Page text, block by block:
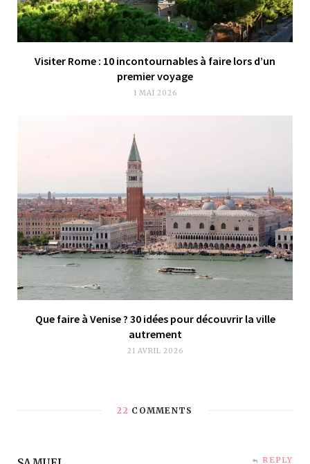
Visiter Rome : 10 incontournables à faire lors d’un
premier voyage
1 MAI 2026
Que faire à Venise ? 30 idées pour découvrir la ville
autrement
21 AVRIL 2026
22 COMMENTS
REPLY